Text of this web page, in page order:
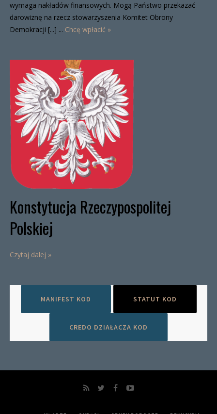
wymaga nakładów finansowych. Mogą Państwo przekazać
darowiznę na rzecz stowarzyszenia Komitet Obrony
Demokracji [...] ... Chcę wpłacić »
Konstytucja Rzeczypospolitej
Polskiej
Czytaj dalej »
MANIFEST KOD STATUT KOD
CREDO DZIAŁACZA KOD